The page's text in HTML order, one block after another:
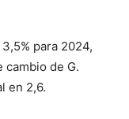
para 2024,
cambio de G.
en 2,6.